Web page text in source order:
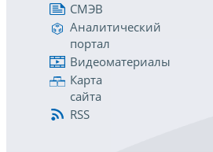
СМЭВ
Аналитический
портал
Видеоматериалы
Карта
сайта
RSS